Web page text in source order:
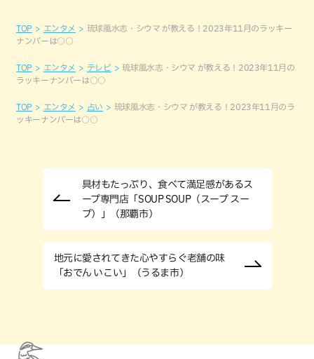
TOP エンタメ
琉球風水志・シウマ が教える！2023年11月のラッキー
ナンバーは○○
TOP エンタメ テレビ
琉球風水志・シウマ が教える！2023年11月の
ラッキーナンバーは○○
TOP エンタメ 占い
琉球風水志・シウマ が教える！2023年11月のラ
ッキーナンバーは○○
具材もたっぷり、食べて満足感があるス
ープ専門店「SOUP SOUP（スープ スー
プ）」（那覇市）
地元に愛されてきた心やすらぐ老舗の味
「おでん いこい」（うるま市）